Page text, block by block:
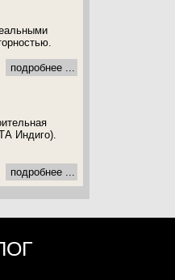
подробнее ...
Индиго).
подробнее ...